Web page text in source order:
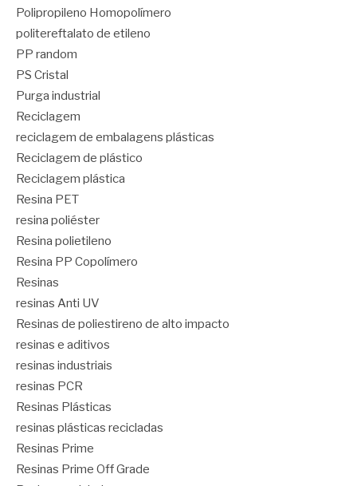
Polipropileno Homopolímero
politereftalato de etileno
PP random
PS Cristal
Purga industrial
Reciclagem
reciclagem de embalagens plásticas
Reciclagem de plástico
Reciclagem plástica
Resina PET
resina poliéster
Resina polietileno
Resina PP Copolímero
Resinas
resinas Anti UV
Resinas de poliestireno de alto impacto
resinas e aditivos
resinas industriais
resinas PCR
Resinas Plásticas
resinas plásticas recicladas
Resinas Prime
Resinas Prime Off Grade